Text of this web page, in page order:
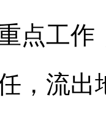
点工作
，流出